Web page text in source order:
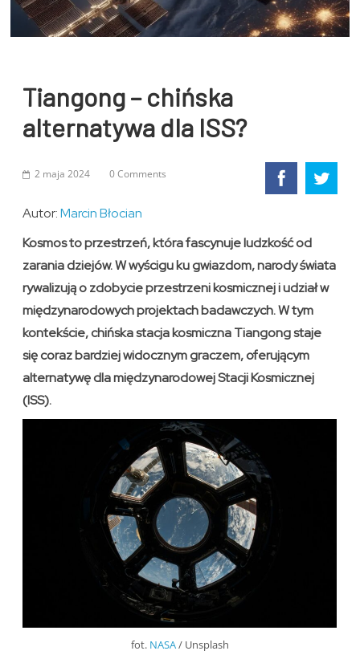
Tiangong – chińska
alternatywa dla ISS?
2 maja 2024 0 Comments
Autor:Marcin Błocian
Kosmos to przestrzeń, która fascynuje ludzkość od
zarania dziejów. W wyścigu ku gwiazdom, narody świata
rywalizują o zdobycie przestrzeni kosmicznej i udział w
międzynarodowych projektach badawczych. W tym
kontekście, chińska stacja kosmiczna Tiangong staje
się coraz bardziej widocznym graczem, oferującym
alternatywę dla międzynarodowej Stacji Kosmicznej
(ISS).
fot. NASA/ Unsplash